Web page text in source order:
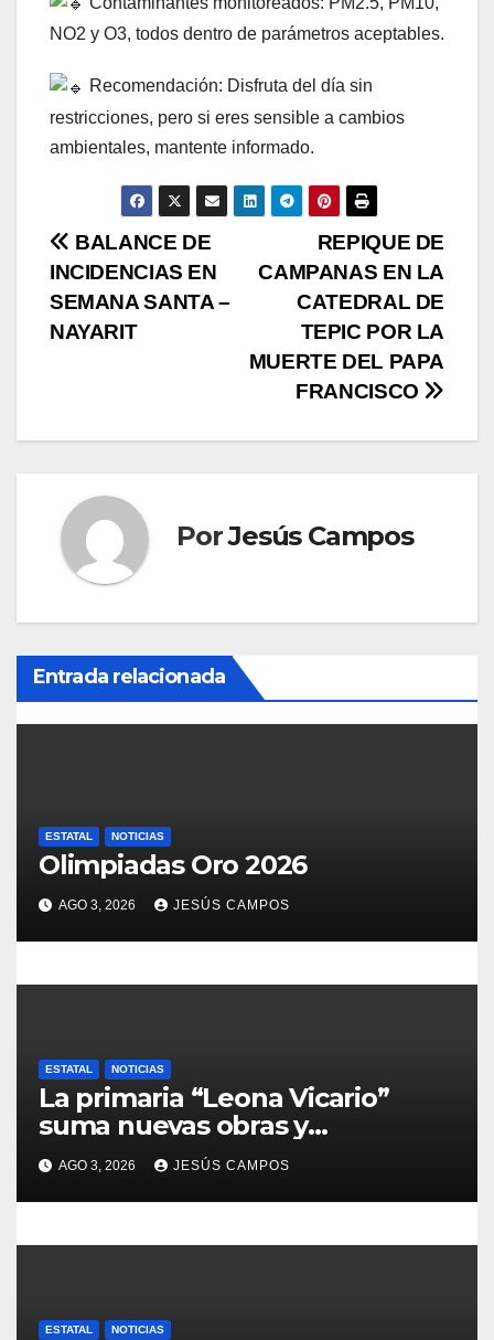
NO2 y O3, todos dentro de parámetros aceptables.
Recomendación: Disfruta del día sin
restricciones, pero si eres sensible a cambios
ambientales, mantente informado.
N
a
v
g
c
ó
n
d
n
t
a
a
s
REPIQUE DE
CAMPANAS EN LA
CATEDRAL DE
TEPIC POR LA
MUERTE DEL PAPA
FRANCISCO
BALANCE DE
INCIDENCIAS EN
SEMANA SANTA –
NAYARIT
PorJesús Campos
Entrada relacionada
ESTATAL NOTICIAS
Olimpiadas Oro 2026
AGO 3, 2026 JESÚS CAMPOS
ESTATAL NOTICIAS
La primaria “Leona Vicario”
suma nuevas obras y
compromisos para fortalecer su
infraestructura
AGO 3, 2026 JESÚS CAMPOS
ESTATAL NOTICIAS